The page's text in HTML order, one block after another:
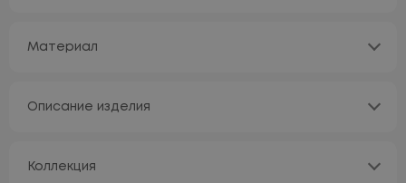
Материал
Описание изделия
Коллекция